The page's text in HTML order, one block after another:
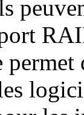
permet